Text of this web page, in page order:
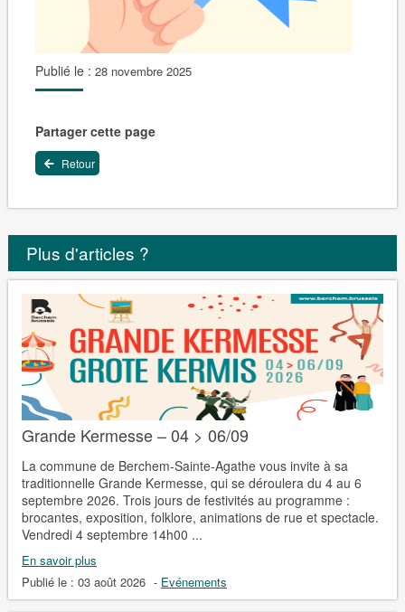
Publié le : 28 novembre 2025
Partager cette page
Retour
Plus d'articles ?
Grande Kermesse – 04 > 06/09
La commune de Berchem-Sainte-Agathe vous invite à sa
traditionnelle Grande Kermesse, qui se déroulera du 4 au 6
septembre 2026. Trois jours de festivités au programme :
brocantes, exposition, folklore, animations de rue et spectacle.
Vendredi 4 septembre 14h00 ...
En savoir plus
Publié le : 03 août 2026 - Evénements